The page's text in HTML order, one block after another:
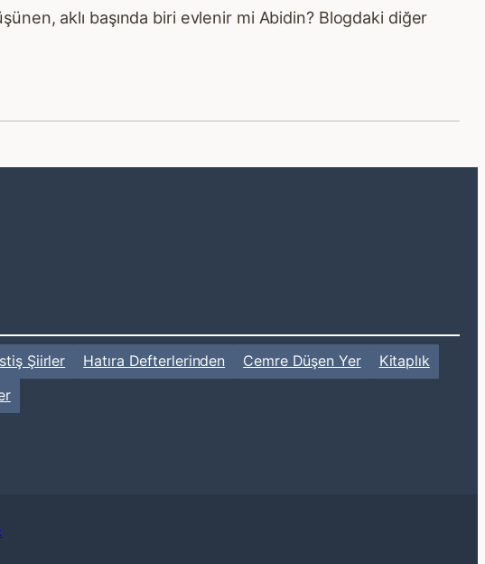
aklı başında biri evlenir mi Abidin? Blogdaki diğer
Şiirler Hatıra Defterlerinden Cemre Düşen Yer
Kitaplık